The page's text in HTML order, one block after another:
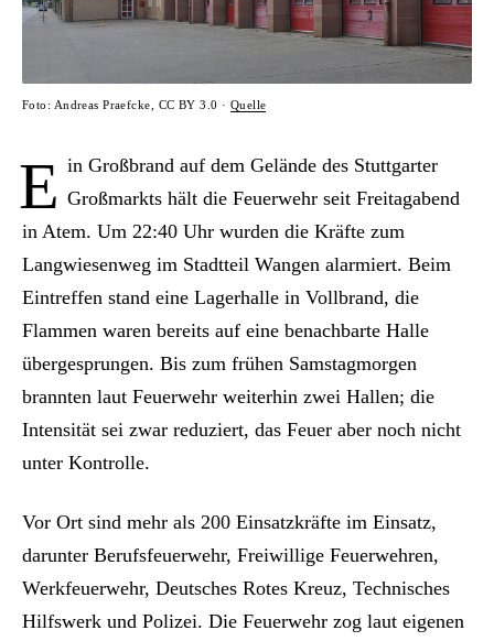
Foto: Andreas Praefcke, CC BY 3.0 · Quelle
E in Großbrand auf dem Gelände des Stuttgarter
Großmarkts hält die Feuerwehr seit Freitagabend
in Atem. Um 22:40 Uhr wurden die Kräfte zum
Langwiesenweg im Stadtteil Wangen alarmiert. Beim
Eintreffen stand eine Lagerhalle in Vollbrand, die
Flammen waren bereits auf eine benachbarte Halle
übergesprungen. Bis zum frühen Samstagmorgen
brannten laut Feuerwehr weiterhin zwei Hallen; die
Intensität sei zwar reduziert, das Feuer aber noch nicht
unter Kontrolle.
Vor Ort sind mehr als 200 Einsatzkräfte im Einsatz,
darunter Berufsfeuerwehr, Freiwillige Feuerwehren,
Werkfeuerwehr, Deutsches Rotes Kreuz, Technisches
Hilfswerk und Polizei. Die Feuerwehr zog laut eigenen